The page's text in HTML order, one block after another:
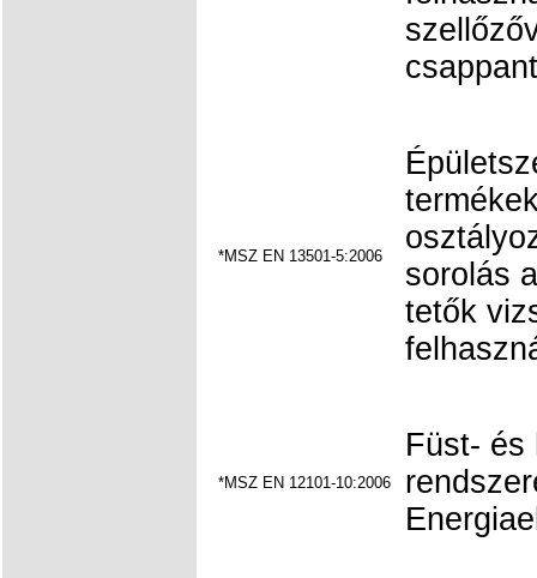
*MSZ EN 13501-5:2006
sorolás
tetők
*MSZ EN 12101-10:2006
Füst- és